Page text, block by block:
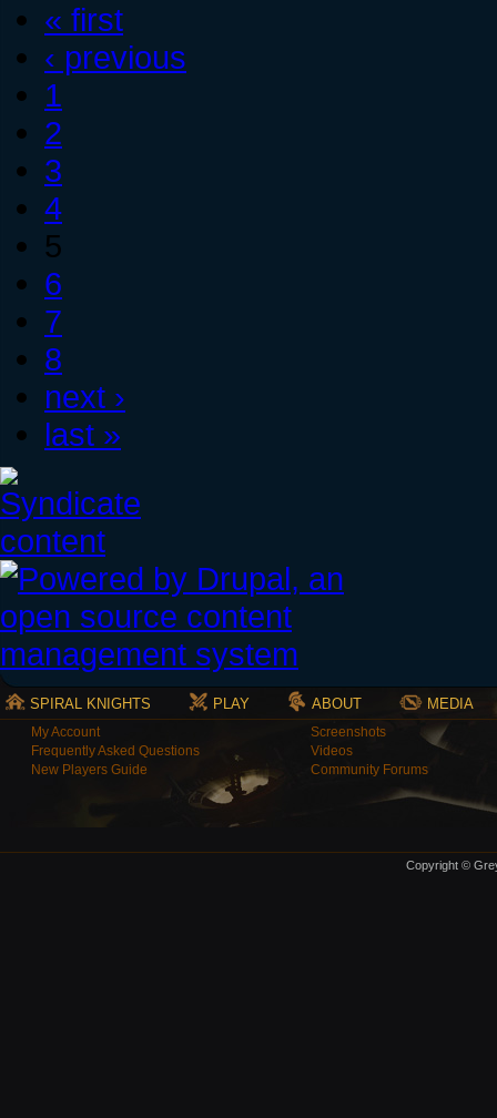
« first
‹ previous
1
2
3
4
5
6
7
8
next ›
last »
SPIRAL KNIGHTS PLAY ABOUT MEDIA
My Account
Frequently Asked Questions
New Players Guide
Screenshots
Videos
Community Forums
Copyright ©